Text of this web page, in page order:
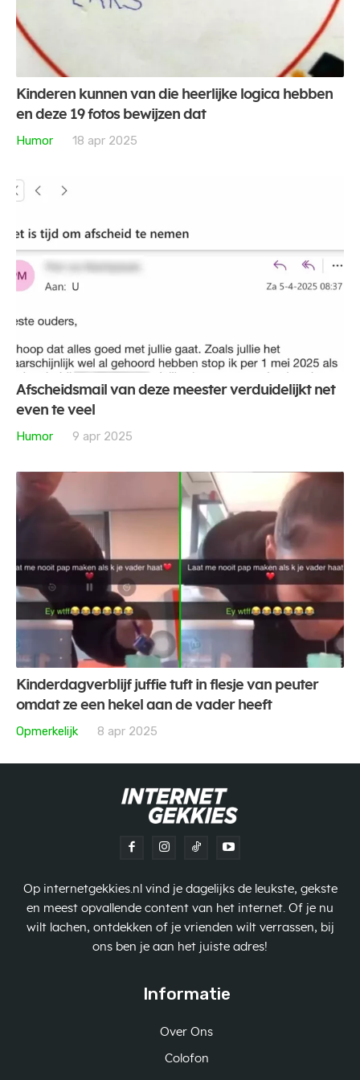
Kinderen kunnen van die heerlijke logica hebben
en deze 19 fotos bewijzen dat
Humor
18 apr 2025
Afscheidsmail van deze meester verduidelijkt net
even te veel
Humor
9 apr 2025
Kinderdagverblijf juffie tuft in flesje van peuter
omdat ze een hekel aan de vader heeft
Opmerkelijk
8 apr 2025
Op internetgekkies.nl vind je dagelijks de leukste, gekste
en meest opvallende content van het internet. Of je nu
wilt lachen, ontdekken of je vrienden wilt verrassen, bij
ons ben je aan het juiste adres!
Informatie
Over Ons
Colofon